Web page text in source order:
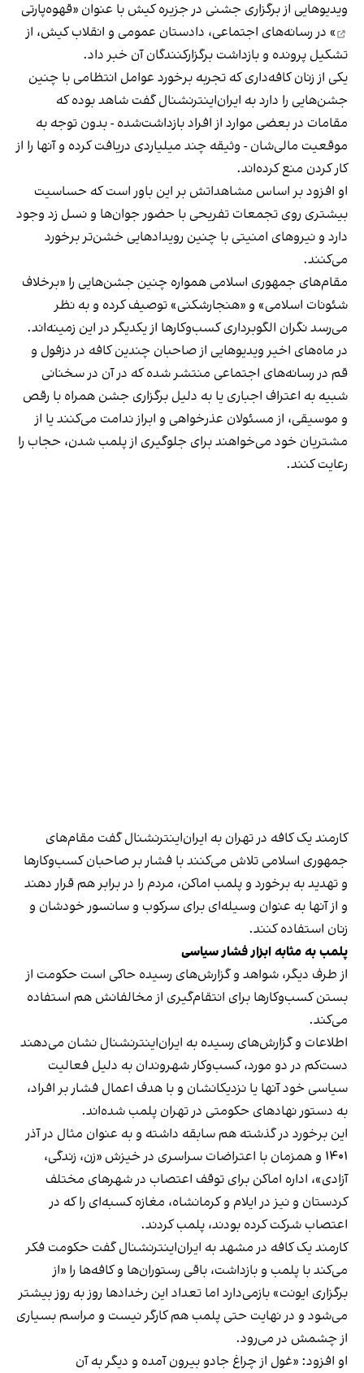
ویدیوهایی از برگزاری جشنی در جزیره کیش با عنوان «قهوه‌پارتی
» در رسانه‌های اجتماعی، دادستان عمومی و انقلاب کیش، از
تشکیل پرونده و بازداشت برگزارکنندگان آن خبر داد.
یکی از زنان کافه‌داری که تجربه برخورد عوامل انتظامی با چنین
جشن‌هایی را دارد به ایران‌اینترنشنال گفت شاهد بوده که
مقامات در بعضی موارد از افراد بازداشت‌‌شده - بدون توجه به
موقعیت مالی‌شان - وثیقه چند میلیاردی دریافت کرده و آنها را از
کار کردن منع کرده‌اند.
او افزود بر اساس مشاهداتش بر این باور است که حساسیت
بیشتری روی تجمعات تفریحی با حضور جوان‌ها و نسل زد وجود
دارد و نیروهای امنیتی با چنین رویدادهایی خشن‌تر برخورد
می‌کنند.
مقام‌های جمهوری اسلامی همواره چنین جشن‌هایی را «برخلاف
شئونات اسلامی» و «هنجارشکنی» توصیف کرده و به نظر
می‌رسد نگران الگوبرداری کسب‌وکارها از یکدیگر در این زمینه‌اند.
در ماه‌های اخیر ویدیوهایی از صاحبان چندین کافه در دزفول و
قم در رسانه‌های اجتماعی منتشر شده که در آن در سخنانی
شبیه به اعتراف اجباری یا به دلیل برگزاری جشن همراه با رقص
و موسیقی، از مسئولان عذرخواهی و ابراز ندامت می‌کنند یا از
مشتریان خود می‌خواهند برای جلوگیری از پلمب شدن، حجاب را
رعایت کنند.
کارمند یک کافه در تهران به ایران‌اینترنشنال گفت مقام‌های
جمهوری اسلامی تلاش می‌کنند با فشار بر صاحبان کسب‌وکارها
و تهدید به برخورد و پلمب اماکن، مردم را در برابر هم قرار دهند
و از آنها به عنوان وسیله‌ای برای سرکوب و سانسور خودشان و
زنان استفاده کنند.
پلمب به مثابه ابزار فشار سیاسی
از طرف دیگر، شواهد و گزارش‌های رسیده حاکی است حکومت از
بستن کسب‌وکارها برای انتقام‌گیری از مخالفانش هم استفاده
می‌کند.
اطلاعات و گزارش‌های رسیده به ایران‌اینترنشنال نشان می‌دهند
دست‌کم در دو مورد، کسب‌وکار شهروندان به دلیل فعالیت
سیاسی خود آنها یا نزدیکانشان و با هدف اعمال فشار بر افراد،
به دستور نهادهای حکومتی در تهران پلمب شده‌اند.
این برخورد در گذشته هم سابقه داشته و به عنوان مثال در آذر
۱۴۰۱ و همزمان با اعتراضات سراسری در خیزش «زن، زندگی،
آزادی»، اداره اماکن برای توقف اعتصاب در شهرهای مختلف
کردستان و نیز در ایلام و کرمانشاه، مغازه کسبه‌ای را که در
اعتصاب شرکت کرده بودند، پلمب کردند.
کارمند یک کافه در مشهد به ایران‌اینترنشنال گفت حکومت فکر
می‌کند با پلمب و بازداشت، باقی رستوران‌ها و کافه‌ها را «از
برگزاری ایونت» بازمی‌دارد اما تعداد این رخدادها روز به روز بیشتر
می‌شود و در نهایت حتی پلمب هم کارگر نیست و مراسم بسیاری
از چشمش در می‌رود.
او افزود: «غول از چراغ جادو بیرون آمده و دیگر به آن